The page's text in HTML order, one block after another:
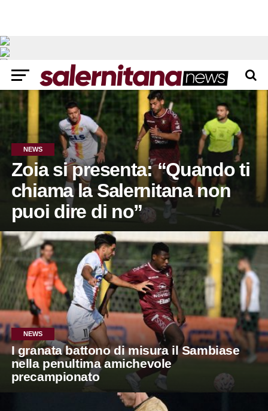
NEWS
Zoia si presenta: “Quando ti
chiama la Salernitana non
puoi dire di no”
NEWS
I granata battono di misura il Sambiase
nella penultima amichevole
precampionato